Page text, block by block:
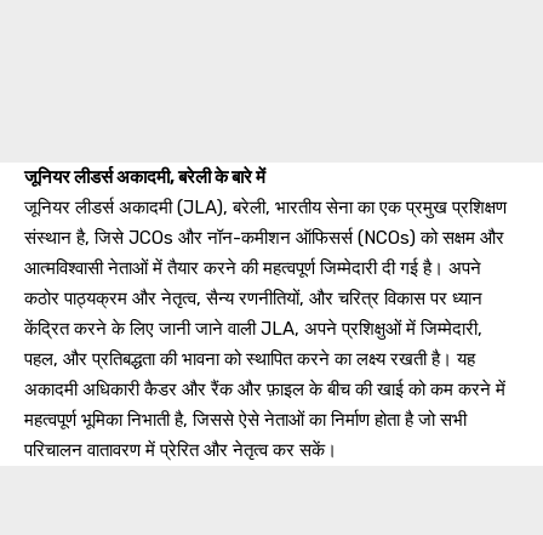
जूनियर लीडर्स अकादमी, बरेली के बारे में
जूनियर लीडर्स अकादमी (JLA), बरेली, भारतीय सेना का एक प्रमुख प्रशिक्षण
संस्थान है, जिसे JCOs और नॉन-कमीशन ऑफिसर्स (NCOs) को सक्षम और
आत्मविश्वासी नेताओं में तैयार करने की महत्वपूर्ण जिम्मेदारी दी गई है। अपने
कठोर पाठ्यक्रम और नेतृत्व, सैन्य रणनीतियों, और चरित्र विकास पर ध्यान
केंद्रित करने के लिए जानी जाने वाली JLA, अपने प्रशिक्षुओं में जिम्मेदारी,
पहल, और प्रतिबद्धता की भावना को स्थापित करने का लक्ष्य रखती है। यह
अकादमी अधिकारी कैडर और रैंक और फ़ाइल के बीच की खाई को कम करने में
महत्वपूर्ण भूमिका निभाती है, जिससे ऐसे नेताओं का निर्माण होता है जो सभी
परिचालन वातावरण में प्रेरित और नेतृत्व कर सकें।